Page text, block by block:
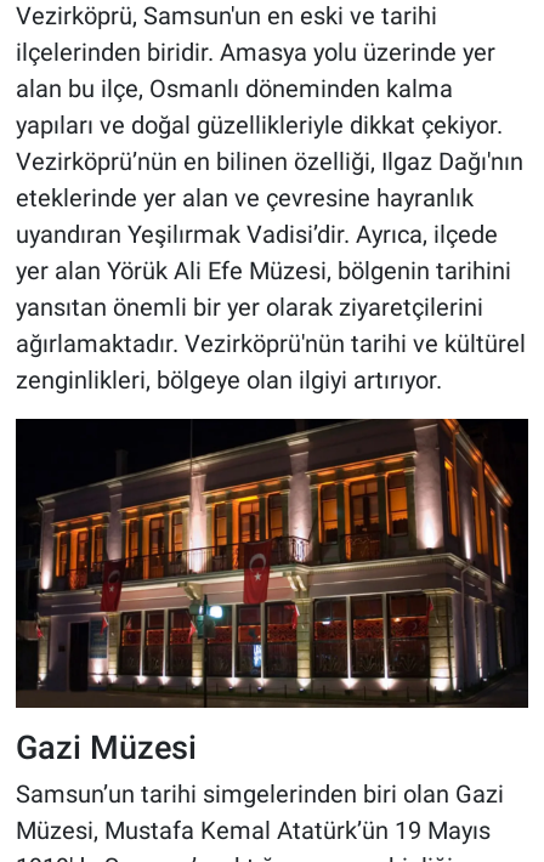
Vezirköprü, Samsun'un en eski ve tarihi
ilçelerinden biridir. Amasya yolu üzerinde yer
alan bu ilçe, Osmanlı döneminden kalma
yapıları ve doğal güzellikleriyle dikkat çekiyor.
Vezirköprü’nün en bilinen özelliği, Ilgaz Dağı'nın
eteklerinde yer alan ve çevresine hayranlık
uyandıran Yeşilırmak Vadisi’dir. Ayrıca, ilçede
yer alan Yörük Ali Efe Müzesi, bölgenin tarihini
yansıtan önemli bir yer olarak ziyaretçilerini
ağırlamaktadır. Vezirköprü'nün tarihi ve kültürel
zenginlikleri, bölgeye olan ilgiyi artırıyor.
Gazi Müzesi
Samsun’un tarihi simgelerinden biri olan Gazi
Müzesi, Mustafa Kemal Atatürk’ün 19 Mayıs